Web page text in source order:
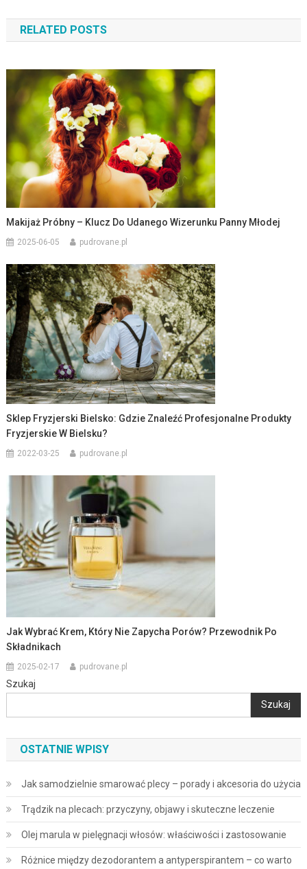
wpisu
RELATED POSTS
Makijaż Próbny – Klucz Do Udanego Wizerunku Panny Młodej
2025-06-05 pudrovane.pl
Sklep Fryzjerski Bielsko: Gdzie Znaleźć Profesjonalne Produkty
Fryzjerskie W Bielsku?
2022-03-25 pudrovane.pl
Jak Wybrać Krem, Który Nie Zapycha Porów? Przewodnik Po
Składnikach
2025-02-17 pudrovane.pl
Szukaj
Szukaj
OSTATNIE WPISY
Jak samodzielnie smarować plecy – porady i akcesoria do użycia
Trądzik na plecach: przyczyny, objawy i skuteczne leczenie
Olej marula w pielęgnacji włosów: właściwości i zastosowanie
Różnice między dezodorantem a antyperspirantem – co warto